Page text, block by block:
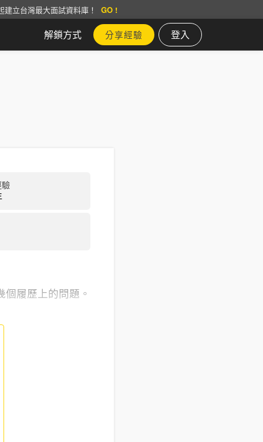
立台灣最大面試資料庫！ GO !
解鎖方式 分享經驗 登入
履歷上的問題。